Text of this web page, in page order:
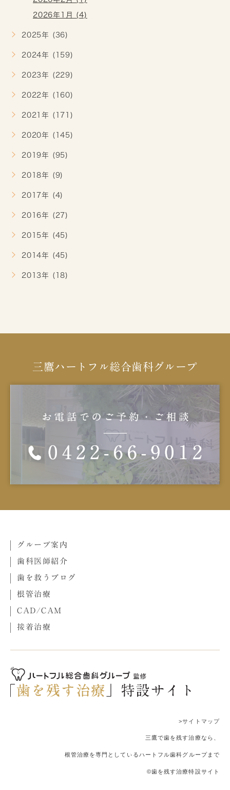
2026年1月 (4)
2025年 (36)
2024年 (159)
2023年 (229)
2022年 (160)
2021年 (171)
2020年 (145)
2019年 (95)
2018年 (9)
2017年 (4)
2016年 (27)
2015年 (45)
2014年 (45)
2013年 (18)
三鷹ハートフル総合歯科グループ
グループ案内
歯科医師紹介
歯を救うブログ
根管治療
CAD/CAM
接着治療
>サイトマップ
三鷹で歯を残す治療なら、
根管治療を専門としているハートフル歯科グループまで
©歯を残す治療特設サイト